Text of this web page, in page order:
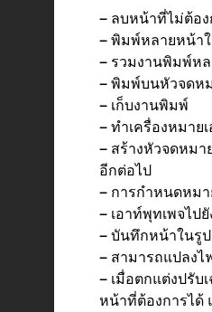
– ลบหน้าที่ไม่ต้อง
– พิมพ์หลายหน้า
– รวมงานพิมพ์หล
– พิมพ์บนหัวจดห
– เก็บงานพิมพ์
– ทำเครื่องหมาย
– สร้างหัวจดหม
อีกต่อไป
– การกำหนดหม
– เอาท์พุทเพจไป
– บันทึกหน้าในรูป
– สามารถแปลงไ
– เมื่อตกแต่งปรั
หน้าที่ต้องการได้